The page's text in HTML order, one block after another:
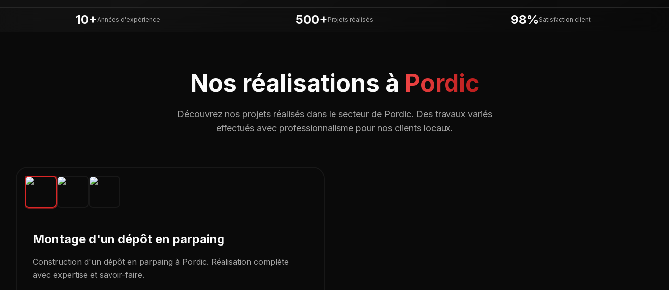
10+Années d'expérience 500+ Projets réalisés 98% Satisfaction client
Nos réalisations à Pordic
Découvrez nos projets réalisés dans le secteur de Pordic. Des travaux variés
effectués avec professionnalisme pour nos clients locaux.
Pordic
Montage d'un dépôt en parpaing
Construction d'un dépôt en parpaing à Pordic. Réalisation complète
avec expertise et savoir-faire.